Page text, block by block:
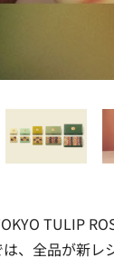
TULIP
、全品が新